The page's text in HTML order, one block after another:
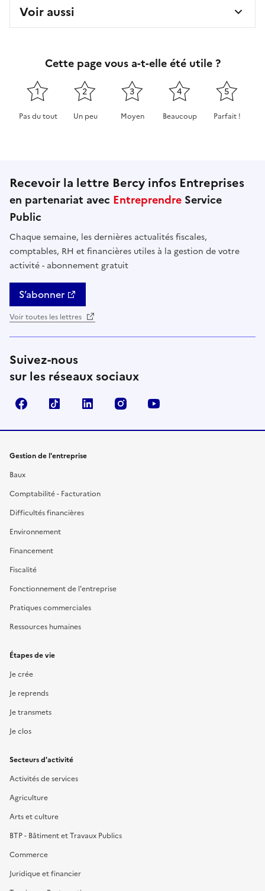
Voir aussi
Cette page vous a-t-elle été utile ?
1
Pas du tout
2
Un peu
3
Moyen
4
Beaucoup
5
Parfait !
Recevoir la lettre Bercy infos Entreprises
en partenariat avec Entreprendre Service
Public
Chaque semaine, les dernières actualités fiscales,
comptables, RH et financières utiles à la gestion de votre
activité - abonnement gratuit
S’abonner
Voir toutes les lettres
Suivez-nous
sur les réseaux sociaux
FacebookTikTok Linkedin Instagram
Gestion de l'entreprise
Baux
Comptabilité - Facturation
Difficultés financières
Environnement
Financement
Fiscalité
Fonctionnement de l'entreprise
Pratiques commerciales
Ressources humaines
Étapes de vie
Je crée
Je reprends
Je transmets
Je clos
Secteurs d'activité
Activités de services
Agriculture
Arts et culture
BTP - Bâtiment et Travaux Publics
Commerce
Juridique et financier